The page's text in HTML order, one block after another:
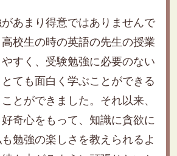
あまり得意ではありませんで
校生の時の英語の先生の授業
すく、受験勉強に必要のない
ても面白く学ぶことができる
とができました。それ以来、
奇心をもって、知識に貪欲に
勉強の楽しさを教えられるよ